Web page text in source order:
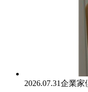
2026.07.31企業家